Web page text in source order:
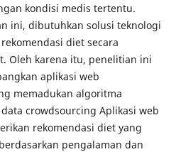
kondisi medis tertentu.
ini, dibutuhkan solusi teknologi
diet secara
Oleh karena itu, penelitian ini
aplikasi web
memadukan algoritma
crowdsourcing Aplikasi web
rekomendasi diet yang
pengalaman dan